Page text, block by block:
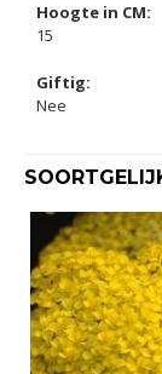
Hoogte in CM:
15
Giftig:
Nee